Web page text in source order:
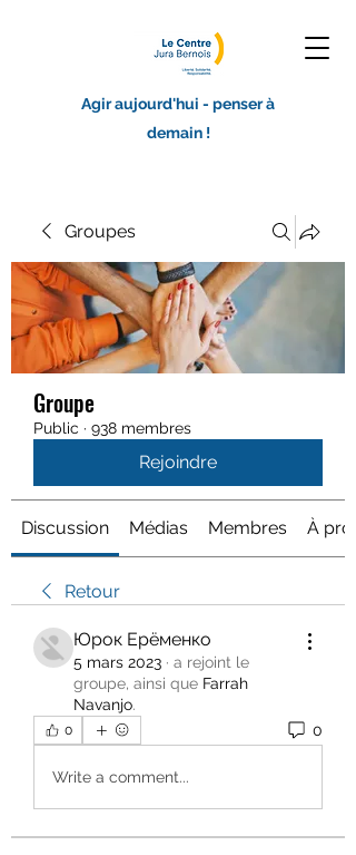
Agir aujourd'hui - penser à
demain !
Groupes
Groupe
Public · 938 membres
Rejoindre
Discussion Médias Membres À
Retour
Юрок Ерёменко
5 mars 2023 · a rejoint le
groupe, ainsi que Farrah
Navanjo.
0 0
Write a comment...